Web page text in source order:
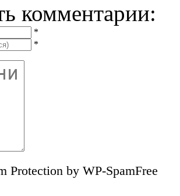
комментарии:
*
*
Protection by WP-SpamFree